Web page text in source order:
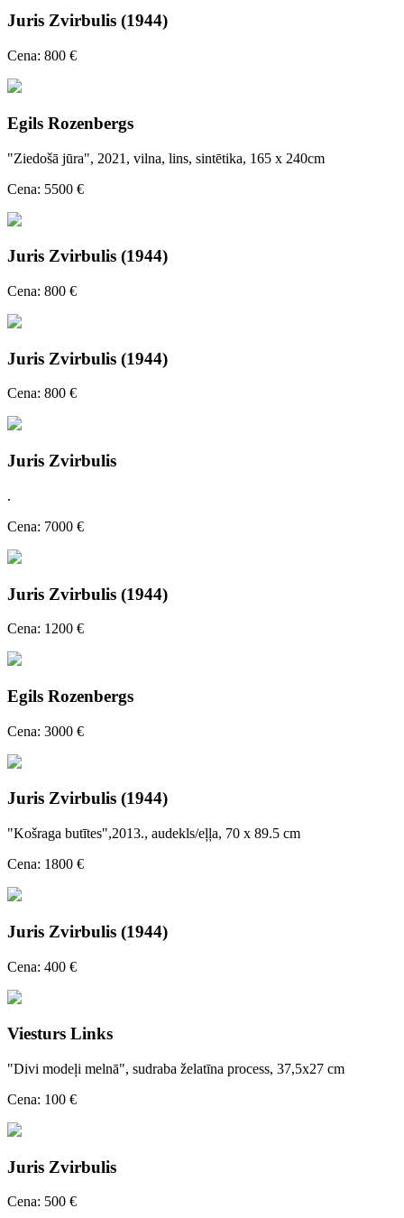
Juris Zvirbulis (1944)
Cena: 800 €
Egils Rozenbergs
"Ziedošā jūra", 2021, vilna, lins, sintētika, 165 x 240cm
Cena: 5500 €
Juris Zvirbulis (1944)
Cena: 800 €
Juris Zvirbulis (1944)
Cena: 800 €
Juris Zvirbulis
.
Cena: 7000 €
Juris Zvirbulis (1944)
Cena: 1200 €
Egils Rozenbergs
Cena: 3000 €
Juris Zvirbulis (1944)
"Košraga butītes",2013., audekls/eļļa, 70 x 89.5 cm
Cena: 1800 €
Juris Zvirbulis (1944)
Cena: 400 €
Viesturs Links
"Divi modeļi melnā", sudraba želatīna process, 37,5x27 cm
Cena: 100 €
Juris Zvirbulis
Cena: 500 €